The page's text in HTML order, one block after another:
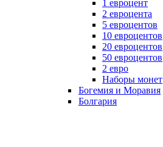
1 евроцент
2 евроцента
5 евроцентов
10 евроцентов
20 евроцентов
50 евроцентов
2 евро
Наборы монет
Богемия и Моравия
Болгария